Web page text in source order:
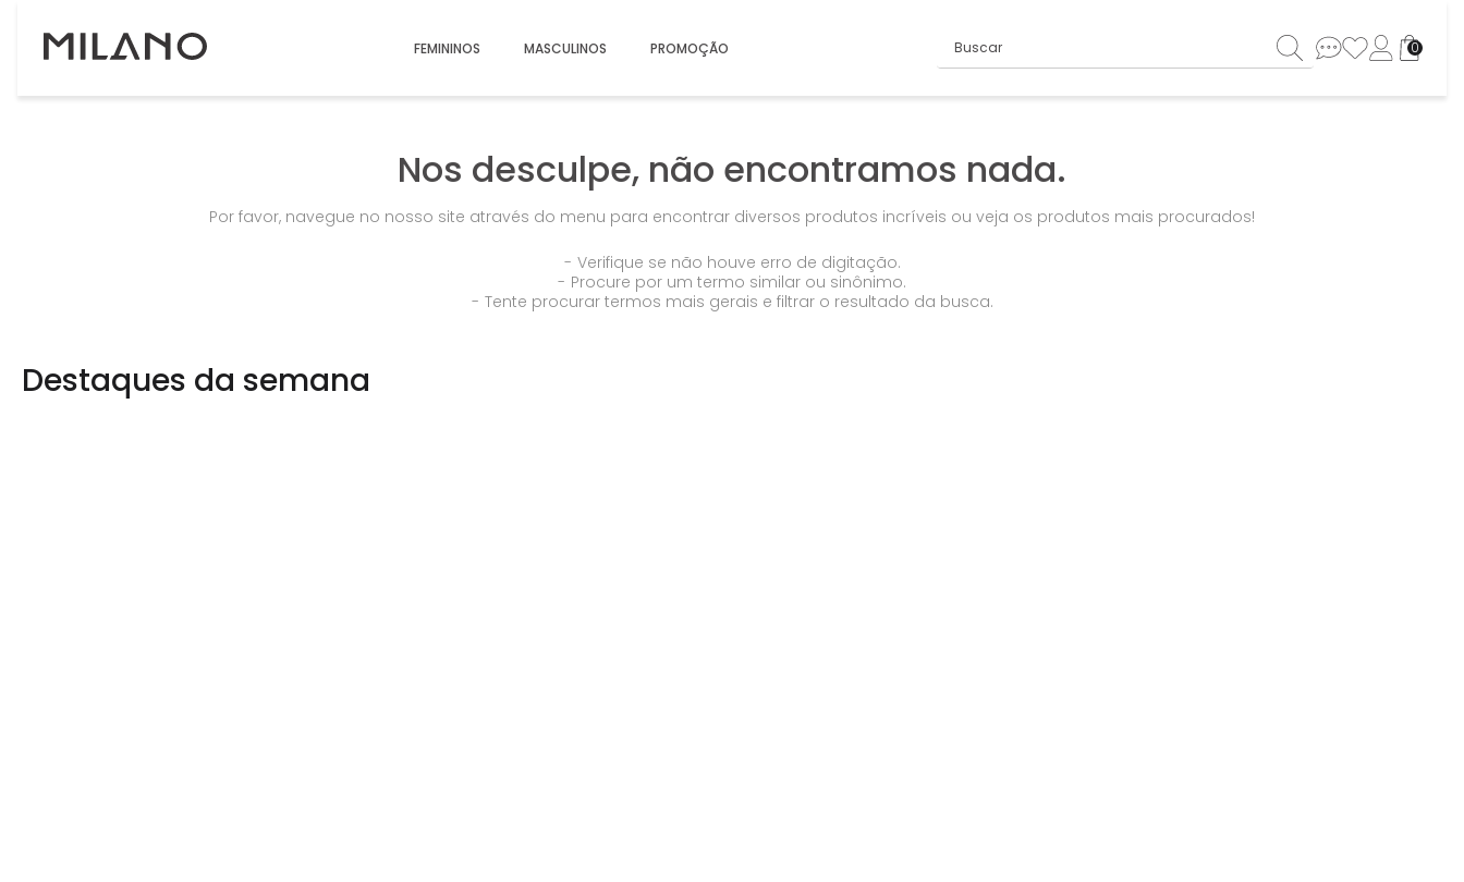
FEMININOS MASCULINOS PROMOÇÃO 0
Nos desculpe, não encontramos nada.
Por favor, navegue no nosso site através do menu para encontrar diversos produtos incríveis ou veja os produtos mais procurados!
Verifique se não houve erro de digitação.
Procure por um termo similar ou sinônimo.
Tente procurar termos mais gerais e filtrar o resultado da busca.
Destaques da semana